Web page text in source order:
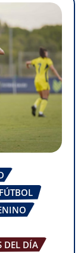
FÚTBOL
DEL DÍA